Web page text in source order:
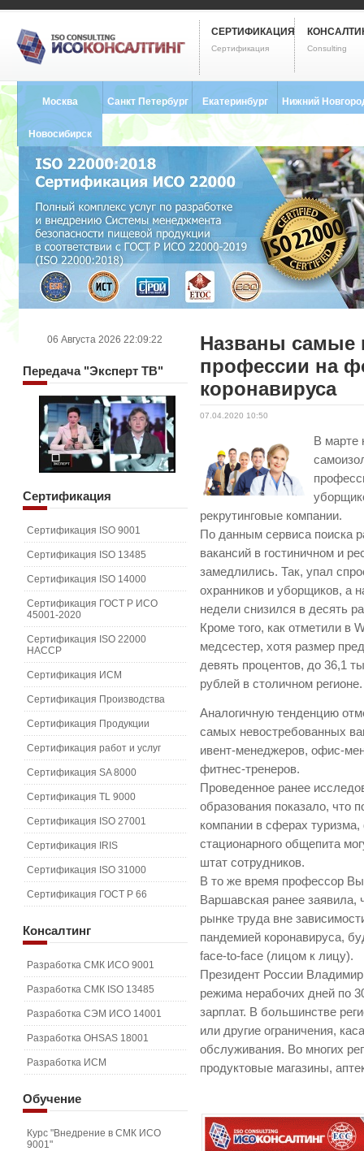
СЕРТИФИКАЦИЯ
Сертификация Consulting
Москва Санкт Петербург
8 (812) 748-2493
Екатеринбург
8 (343) 237-2593
Нижний
Новосибирск
8 (383) 227-8449
Названы самые
профессии на
коронавируса
07.04.2020 10:50
В марте
рекрутинговые компании.
По данным сервиса поиска
вакансий в гостиничном и
замедлились. Так, упал
охранников и уборщиков, а
недели снизился в десять
Кроме того, как отметили в
медсестер, хотя размер
девять процентов, до 36,1
рублей в столичном регионе.
Аналогичную тенденцию
самых невостребованных
ивент-менеджеров, офис-
фитнес-тренеров.
Проведенное ранее
образования показало, что
компании в сферах
стационарного общепита
штат сотрудников.
В то же время профессор
Варшавская ранее заявила,
рынке труда вне
пандемией коронавируса,
face-to-face (лицом к лицу).
Президент России
режима нерабочих дней по
зарплат. В большинстве
или другие ограничения,
обслуживания. Во многих
продуктовые магазины,
06 Августа 2026 22:09:22
Передача"Эксперт ТВ"
Сертификация
Сертификация ISO 9001
Сертификация ISO 13485
Сертификация ISO 14000
Сертификация ГОСТ Р ИСО
45001-2020
Сертификация ISO 22000
HACCP
Сертификация ИСМ
Сертификация Производства
Сертификация Продукции
Сертификация работ и услуг
Сертификация SA 8000
Сертификация TL 9000
Сертификация ISO 27001
Сертификация IRIS
Сертификация ISO 31000
Сертификация ГОСТ Р 66
Консалтинг
Разработка СМК ИСО 9001
Разработка СМК ISO 13485
Разработка СЭМ ИСО 14001
Разработка OHSAS 18001
Разработка ИСМ
Обучение
Курс "Внедрение в СМК ИСО
9001"